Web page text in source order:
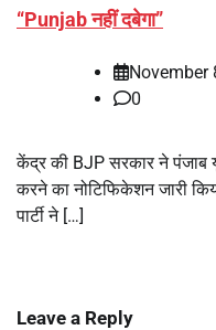
“Punjab नहीं दबेगा”
November
0
केंद्र की BJP सरकार ने पंजाब
करने का नोटिफिकेशन जारी
पार्टी ने […]
Leave a Reply